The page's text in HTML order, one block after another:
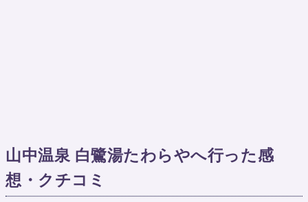
山中温泉 白鷺湯たわらやへ行った感
想・クチコミ